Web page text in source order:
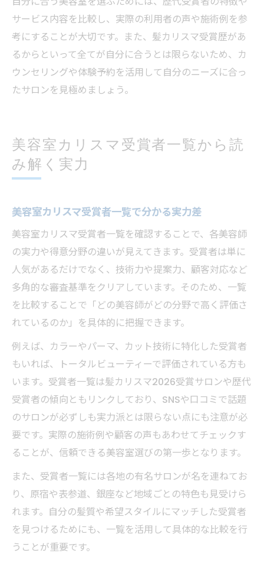
サービス内容を比較し、実際の利用者の声や施術例を参
考にすることが大切です。また、髪カリスマ受賞歴があ
るからといって全てが自分に合うとは限らないため、カ
ウンセリングや体験予約を活用して自分のニーズに合っ
たサロンを見極めましょう。
美容室カリスマ受賞者一覧から読
み解く実力
美容室カリスマ受賞者一覧で分かる実力差
美容室カリスマ受賞者一覧を確認することで、各美容師
の実力や得意分野の違いが見えてきます。受賞者は単に
人気があるだけでなく、技術力や提案力、顧客対応など
多角的な審査基準をクリアしています。そのため、一覧
を比較することで「どの美容師がどの分野で高く評価さ
れているのか」を具体的に把握できます。
例えば、カラーやパーマ、カット技術に特化した受賞者
もいれば、トータルビューティーで評価されている方も
います。受賞者一覧は髪カリスマ2026受賞サロンや歴代
受賞者の傾向ともリンクしており、SNSや口コミで話題
のサロンが必ずしも実力派とは限らない点にも注意が必
要です。実際の施術例や顧客の声もあわせてチェックす
ることが、信頼できる美容室選びの第一歩となります。
また、受賞者一覧には各地の有名サロンが名を連ねてお
り、原宿や表参道、銀座など地域ごとの特色も見受けら
れます。自分の髪質や希望スタイルにマッチした受賞者
を見つけるためにも、一覧を活用して具体的な比較を行
うことが重要です。